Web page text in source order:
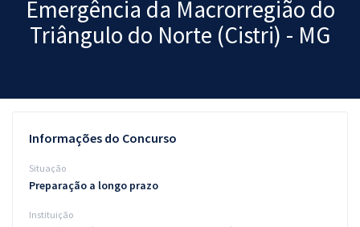
Pós
Graduação
Questões grátis
Emergência da Macrorregião do
Triângulo do Norte (Cistri) - MG
Informações do Concurso
Situação
Preparação a longo prazo
Instituição